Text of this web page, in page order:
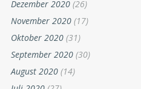
Dezember 2020 (26)
November 2020 (17)
Oktober 2020 (31)
September 2020 (30)
August 2020 (14)